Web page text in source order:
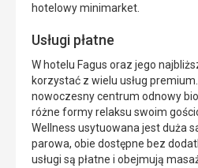
hotelowy minimarket.
Usługi płatne
W hotelu Fagus oraz jego
korzystać z wielu usług
nowoczesny centrum odnowy
różne formy relaksu swoim
Wellness usytuowana jest duża
parowa, obie dostępne bez
usługi są płatne i obejmują